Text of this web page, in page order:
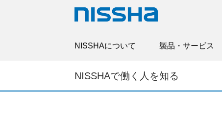
NISSHAについて 製品・サービス
NISSHAで働く人を知る